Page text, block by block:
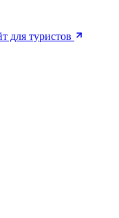
для туристов